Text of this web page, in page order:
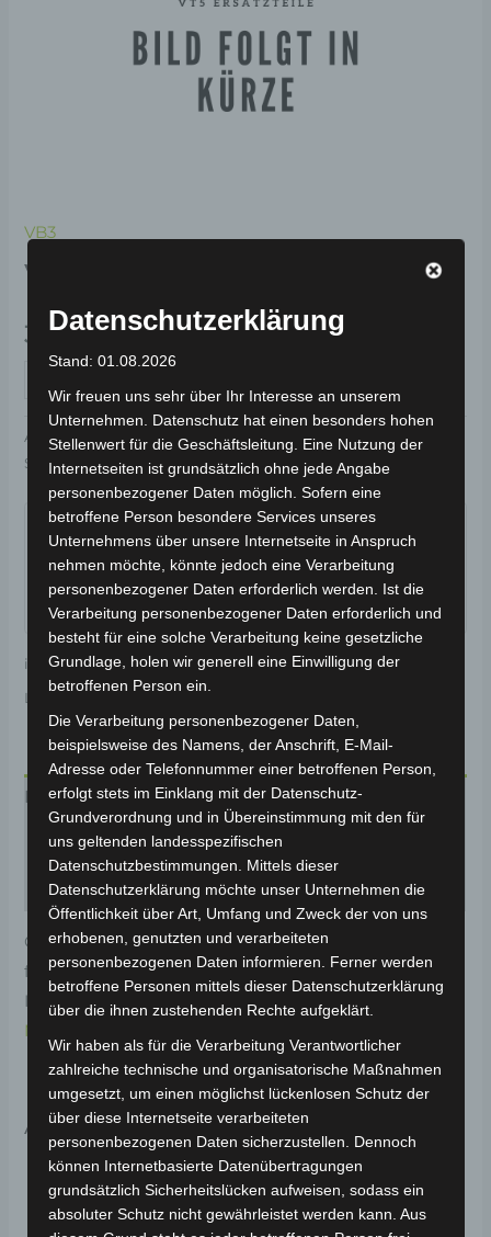
VB3
VB3 VORDERE NABE
39,00€ *
Artikelnummer: 3M103-2002A-00 Kategorie:VB3
Schlagwort:Antrieb & Motor
Garantiert sicherer Checkout
inkl. 19 % MwSt.Kostenloser Versand
Lieferzeit:
Beschreibung
Produktsicherheit
Rezensionen (0)
Original-Ersatzteil für den Pedelec VB3. Vordere nabe
für optimale Funktionalität und Haltbarkeit. Weitere
Informationen zum Fahrzeug findest du hier:
Volta
Motor Pedelec VB3
Ähnliche Produkte
Datenschutzerklärung
Stand: 01.08.2026
Wir freuen uns sehr über Ihr Interesse an unserem
Unternehmen. Datenschutz hat einen besonders hohen
Stellenwert für die Geschäftsleitung. Eine Nutzung der
Internetseiten ist grundsätzlich ohne jede Angabe
personenbezogener Daten möglich. Sofern eine
betroffene Person besondere Services unseres
Unternehmens über unsere Internetseite in Anspruch
nehmen möchte, könnte jedoch eine Verarbeitung
personenbezogener Daten erforderlich werden. Ist die
Verarbeitung personenbezogener Daten erforderlich und
besteht für eine solche Verarbeitung keine gesetzliche
Grundlage, holen wir generell eine Einwilligung der
betroffenen Person ein.
Die Verarbeitung personenbezogener Daten,
beispielsweise des Namens, der Anschrift, E-Mail-
Adresse oder Telefonnummer einer betroffenen Person,
erfolgt stets im Einklang mit der Datenschutz-
Grundverordnung und in Übereinstimmung mit den für
uns geltenden landesspezifischen
Datenschutzbestimmungen. Mittels dieser
Datenschutzerklärung möchte unser Unternehmen die
Öffentlichkeit über Art, Umfang und Zweck der von uns
erhobenen, genutzten und verarbeiteten
personenbezogenen Daten informieren. Ferner werden
betroffene Personen mittels dieser Datenschutzerklärung
über die ihnen zustehenden Rechte aufgeklärt.
Wir haben als für die Verarbeitung Verantwortlicher
zahlreiche technische und organisatorische Maßnahmen
umgesetzt, um einen möglichst lückenlosen Schutz der
über diese Internetseite verarbeiteten
personenbezogenen Daten sicherzustellen. Dennoch
können Internetbasierte Datenübertragungen
grundsätzlich Sicherheitslücken aufweisen, sodass ein
absoluter Schutz nicht gewährleistet werden kann. Aus